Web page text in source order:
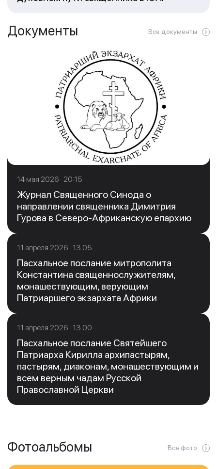
Документы Все документы
14 мая 2026 20:15
Журнал Священного Синода о
направлении священника Димитрия
Гурова в Северо-Африканскую епархию
11 апреля 2026 13:05
Пасхальное послание митрополита
Константина священнослужителям,
монашествующим, верующим
Патриаршего экзархата Африки
11 апреля 2026 13:00
Пасхальное послание Святейшего
Патриарха Кирилла архипастырям,
пастырям, диаконам, монашествующим и
всем верным чадам Русской
Православной Церкви
Фотоальбомы Все фото